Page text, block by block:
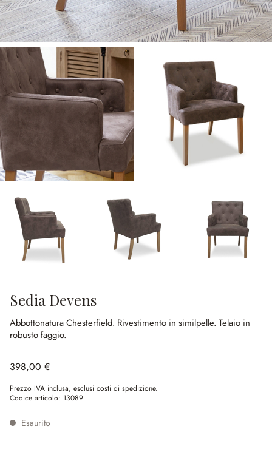
Sedia Devens
Abbottonatura Chesterfield. Rivestimento in similpelle. Telaio in
robusto faggio.
398,00 €
Prezzo IVA inclusa, esclusi costi di spedizione.
Codice articolo: 13089
Esaurito